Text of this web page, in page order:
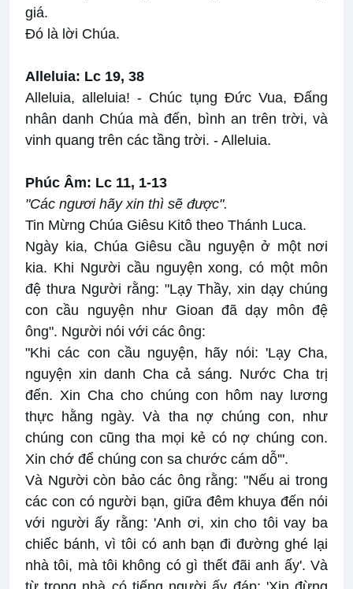
giá.
Ðó là lời Chúa.
Alleluia: Lc 19, 38
Alleluia, alleluia! - Chúc tụng Ðức Vua, Ðấng
nhân danh Chúa mà đến, bình an trên trời, và
vinh quang trên các tầng trời. - Alleluia.
Phúc Âm: Lc 11, 1-13
"Các ngươi hãy xin thì sẽ được".
Tin Mừng Chúa Giêsu Kitô theo Thánh Luca.
Ngày kia, Chúa Giêsu cầu nguyện ở một nơi
kia. Khi Người cầu nguyện xong, có một môn
đệ thưa Người rằng: "Lạy Thầy, xin dạy chúng
con cầu nguyện như Gioan đã dạy môn đệ
ông". Người nói với các ông:
"Khi các con cầu nguyện, hãy nói: 'Lạy Cha,
nguyện xin danh Cha cả sáng. Nước Cha trị
đến. Xin Cha cho chúng con hôm nay lương
thực hằng ngày. Và tha nợ chúng con, như
chúng con cũng tha mọi kẻ có nợ chúng con.
Xin chớ để chúng con sa chước cám dỗ'".
Và Người còn bảo các ông rằng: "Nếu ai trong
các con có người bạn, giữa đêm khuya đến nói
với người ấy rằng: 'Anh ơi, xin cho tôi vay ba
chiếc bánh, vì tôi có anh bạn đi đường ghé lại
nhà tôi, mà tôi không có gì thết đãi anh ấy'. Và